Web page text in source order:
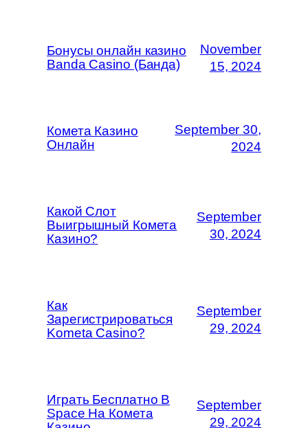
Бонусы онлайн казино
Banda Casino (Банда)
November
15, 2024
Комета Казино
Онлайн
September 30,
2024
Какой Слот
Выигрышный Комета
Казино?
September
30, 2024
Как
Зарегистрироваться
Kometa Casino?
September
29, 2024
Играть Бесплатно В
Space На Комета
September
29, 2024